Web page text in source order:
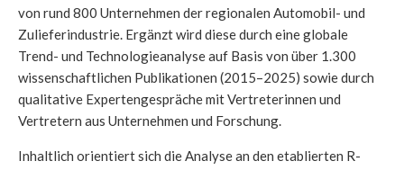
von rund 800 Unternehmen der regionalen Automobil- und
Zulieferindustrie. Ergänzt wird diese durch eine globale
Trend- und Technologieanalyse auf Basis von über 1.300
wissenschaftlichen Publikationen (2015–2025) sowie durch
qualitative Expertengespräche mit Vertreterinnen und
Vertretern aus Unternehmen und Forschung.
Inhaltlich orientiert sich die Analyse an den etablierten R-